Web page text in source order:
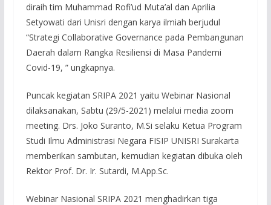
diraih tim Muhammad Rofi’ud Muta’al dan Aprilia
Setyowati dari Unisri dengan karya ilmiah berjudul
“Strategi Collaborative Governance pada Pembangunan
Daerah dalam Rangka Resiliensi di Masa Pandemi
Covid-19, ” ungkapnya.
Puncak kegiatan SRIPA 2021 yaitu Webinar Nasional
dilaksanakan, Sabtu (29/5-2021) melalui media zoom
meeting. Drs. Joko Suranto, M.Si selaku Ketua Program
Studi Ilmu Administrasi Negara FISIP UNISRI Surakarta
memberikan sambutan, kemudian kegiatan dibuka oleh
Rektor Prof. Dr. Ir. Sutardi, M.App.Sc.
Webinar Nasional SRIPA 2021 menghadirkan tiga